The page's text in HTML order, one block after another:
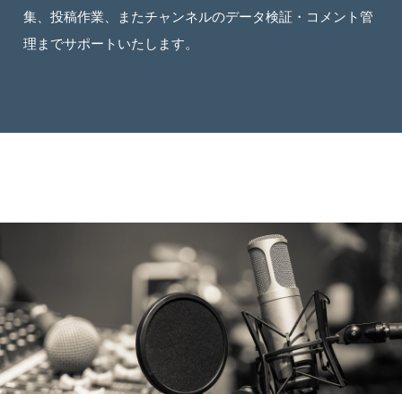
集、投稿作業、またチャンネルのデータ検証・コメント管
理までサポートいたします。